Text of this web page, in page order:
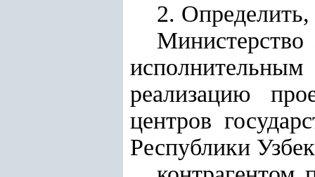
2. Определить,
Министерство
реализацию
центров
Республики